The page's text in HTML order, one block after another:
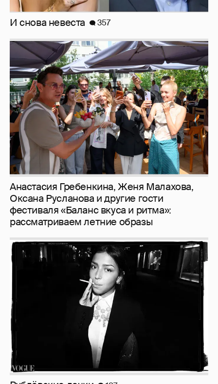
И снова невеста 357
Анастасия Гребенкина, Женя Малахова,
Оксана Русланова и другие гости
фестиваля «Баланс вкуса и ритма»:
рассматриваем летние образы